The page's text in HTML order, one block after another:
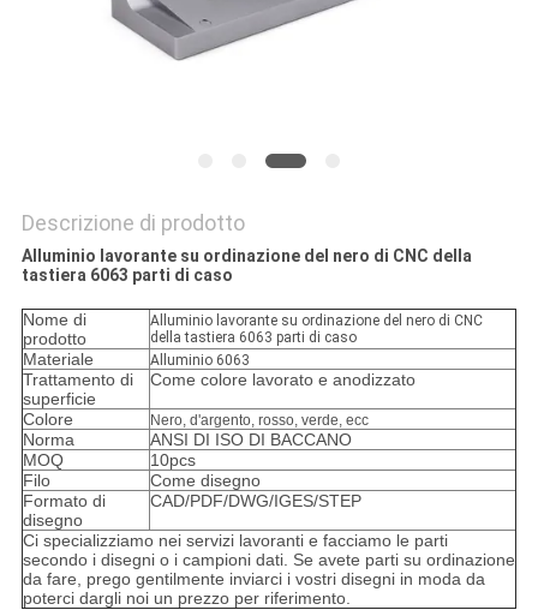
Descrizione di prodotto
Alluminio lavorante su ordinazione del nero di CNC della
tastiera 6063 parti di caso
Nome di
prodotto
Alluminio lavorante su ordinazione del nero di CNC
della tastiera 6063 parti di caso
Materiale Alluminio 6063
Trattamento di
superficie
Come colore lavorato e anodizzato
Colore Nero, d'argento, rosso, verde, ecc
Norma
ANSI DI ISO DI BACCANO
MOQ
10pcs
Filo
Come disegno
Formato di
disegno
CAD/PDF/DWG/IGES/STEP
Ci specializziamo nei servizi lavoranti e facciamo le parti
secondo i disegni o i campioni dati. Se avete parti su ordinazione
da fare, prego gentilmente inviarci i vostri disegni in moda da
poterci dargli noi un prezzo per riferimento.